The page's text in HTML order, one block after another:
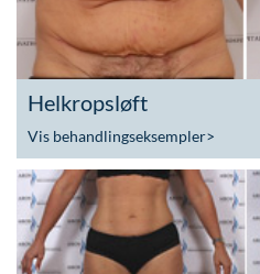
Helkropsløft
Vis behandlingseksempler>